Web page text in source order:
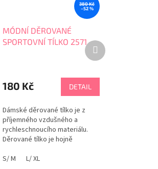
380 Kč
–52 %
MÓDNÍ DĚROVANÉ
SPORTOVNÍ TÍLKO 2571
180 Kč DETAIL
Dámské děrované tílko je z
příjemného vzdušného a
rychleschnoucího materiálu.
Děrované tílko je hojně
volnočasové aktivity. Skvěle se
S/ M L/ XL
Další
produkt